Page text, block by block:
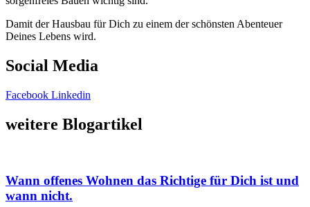
Damit der Hausbau für Dich zu einem der schönsten Abenteuer
Deines Lebens wird.
Social Media
Facebook Linkedin
weitere Blogartikel
Wann offenes Wohnen das Richtige für Dich ist und
wann nicht.